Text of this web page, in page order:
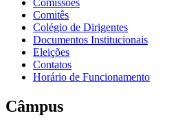
Comissões
Comitês
Colégio de Dirigentes
Documentos Institucionais
Eleições
Contatos
Horário de Funcionamento
Câmpus